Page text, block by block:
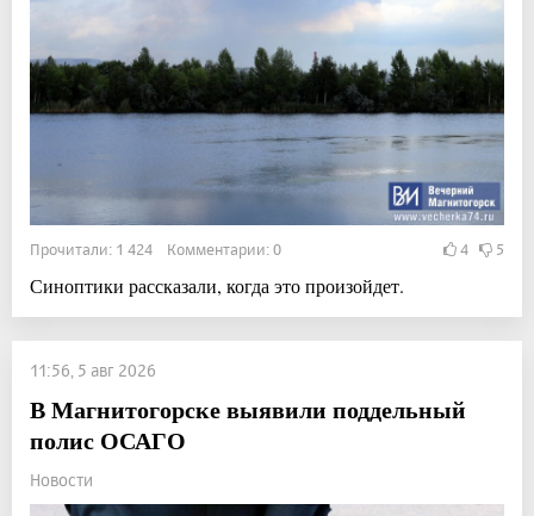
Прочитали: 1 424 Комментарии: 0 4 5
Синоптики рассказали, когда это произойдет.
11:56, 5 авг 2026
В Магнитогорске выявили поддельный
полис ОСАГО
Новости